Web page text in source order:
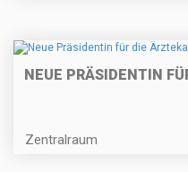
NEUE PRÄSIDENTIN
Zentralraum